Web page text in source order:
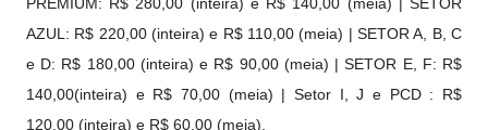
AZUL: R$ 220,00 (inteira) e R$ 110,00 (meia) | SETOR A, B, C
e D: R$ 180,00 (inteira) e R$ 90,00 (meia) | SETOR E, F: R$
140,00(inteira) e R$ 70,00 (meia) | Setor I, J e PCD : R$
120,00 (inteira) e R$ 60,00 (meia).